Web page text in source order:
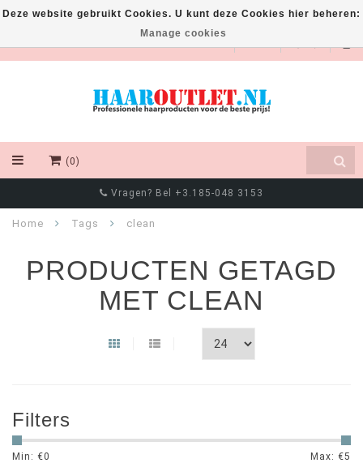
EUR
(0)
Vragen? Bel +3.185-048 3153
Home Tags clean
PRODUCTEN GETAGD
MET CLEAN
Filters
Min: €0 Max: €5
Deze website gebruikt Cookies. U kunt deze Cookies hier beheren:
Manage cookies